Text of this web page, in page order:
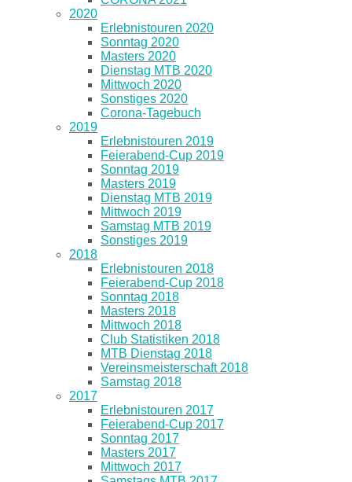
2020
Erlebnistouren 2020
Sonntag 2020
Masters 2020
Dienstag MTB 2020
Mittwoch 2020
Sonstiges 2020
Corona-Tagebuch
2019
Erlebnistouren 2019
Feierabend-Cup 2019
Sonntag 2019
Masters 2019
Dienstag MTB 2019
Mittwoch 2019
Samstag MTB 2019
Sonstiges 2019
2018
Erlebnistouren 2018
Feierabend-Cup 2018
Sonntag 2018
Masters 2018
Mittwoch 2018
Club Statistiken 2018
MTB Dienstag 2018
Vereinsmeisterschaft 2018
Samstag 2018
2017
Erlebnistouren 2017
Feierabend-Cup 2017
Sonntag 2017
Masters 2017
Mittwoch 2017